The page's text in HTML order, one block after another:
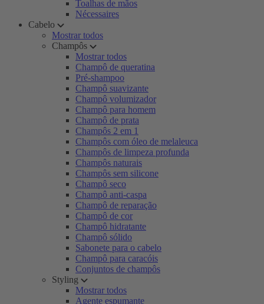
Toalhas de mãos
Nécessaires
Cabelo
Mostrar todos
Champôs
Mostrar todos
Champô de queratina
Pré-shampoo
Champô suavizante
Champô volumizador
Champô para homem
Champô de prata
Champôs 2 em 1
Champôs com óleo de melaleuca
Champôs de limpeza profunda
Champôs naturais
Champôs sem silicone
Champô seco
Champô anti-caspa
Champô de reparação
Champô de cor
Champô hidratante
Champô sólido
Sabonete para o cabelo
Champô para caracóis
Conjuntos de champôs
Styling
Mostrar todos
Agente espumante